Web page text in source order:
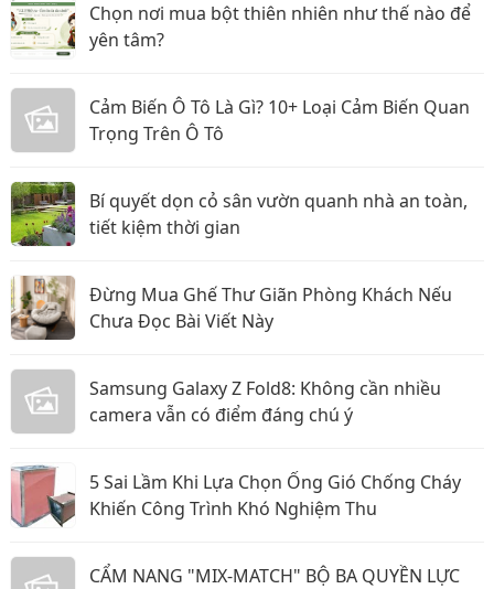
Chọn nơi mua bột thiên nhiên như thế nào để
yên tâm?
Cảm Biến Ô Tô Là Gì? 10+ Loại Cảm Biến Quan
Trọng Trên Ô Tô
Bí quyết dọn cỏ sân vườn quanh nhà an toàn,
tiết kiệm thời gian
Đừng Mua Ghế Thư Giãn Phòng Khách Nếu
Chưa Đọc Bài Viết Này
Samsung Galaxy Z Fold8: Không cần nhiều
camera vẫn có điểm đáng chú ý
5 Sai Lầm Khi Lựa Chọn Ống Gió Chống Cháy
Khiến Công Trình Khó Nghiệm Thu
CẨM NANG "MIX-MATCH" BỘ BA QUYỀN LỰC